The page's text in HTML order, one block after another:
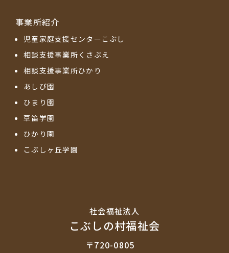
事業所紹介
児童家庭支援センターこぶし
相談支援事業所くさぶえ
相談支援事業所ひかり
あしび園
ひまり園
草笛学園
ひかり園
こぶしヶ丘学園
社会福祉法⼈
こぶしの村福祉会
〒720-0805